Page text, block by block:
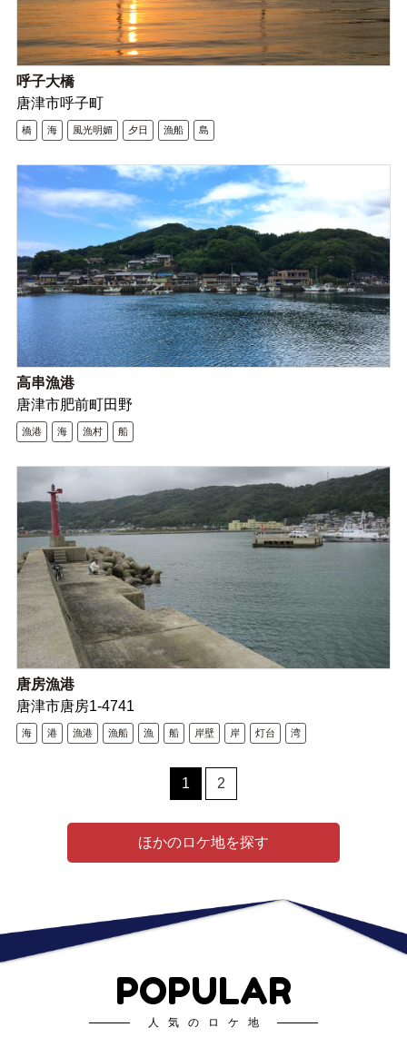
呼子大橋
唐津市呼子町
橋 海 風光明媚 夕日 漁船 島
高串漁港
唐津市肥前町田野
漁港 海 漁村 船
唐房漁港
唐津市唐房1-4741
海 港 漁港 漁船 漁 船 岸壁 岸 灯台 湾
1 2
ほかのロケ地を探す
POPULAR
人気のロケ地